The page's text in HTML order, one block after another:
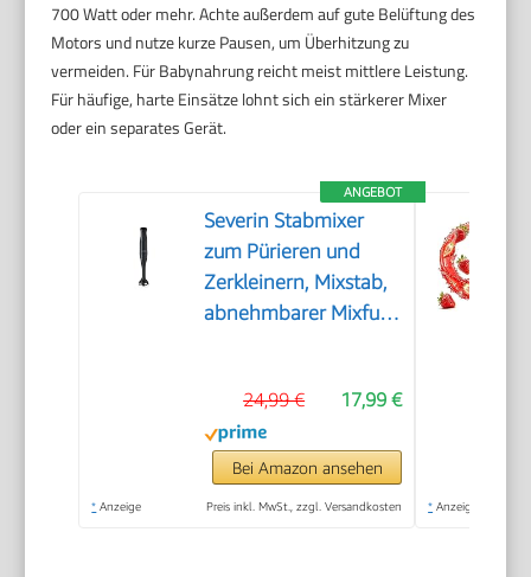
700 Watt oder mehr. Achte außerdem auf gute Belüftung des
Motors und nutze kurze Pausen, um Überhitzung zu
vermeiden. Für Babynahrung reicht meist mittlere Leistung.
Für häufige, harte Einsätze lohnt sich ein stärkerer Mixer
oder ein separates Gerät.
ANGEBOT
Severin Stabmixer
zum Pürieren und
Zerkleinern, Mixstab,
abnehmbarer Mixfuß,
einfache Reinigung,
rutschfester Griff, für
Smoothies, Shakes,
Saucen, 350W,
17,99 €
24,99 €
Bei Amazon ansehen
* Anzeige Preis inkl. MwSt., zzgl. Versandkosten * Anzeige